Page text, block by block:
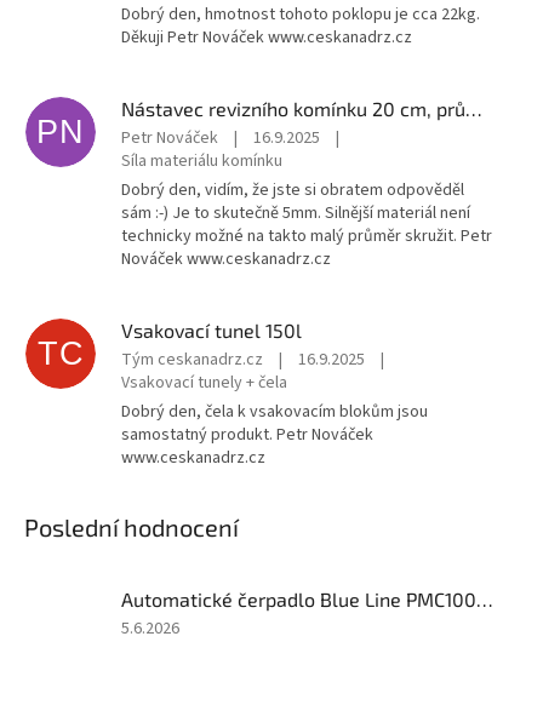
Dobrý den, hmotnost tohoto poklopu je cca 22kg.
Děkuji Petr Nováček www.ceskanadrz.cz
PN
Nástavec revizního komínku 20 cm, průměr 60 cm - pro nádrže, jímky, šachty
Petr Nováček | 16.9.2025
|
Síla materiálu komínku
Dobrý den, vidím, že jste si obratem odpověděl
sám :-) Je to skutečně 5mm. Silnější materiál není
technicky možné na takto malý průměr skružit. Petr
Nováček www.ceskanadrz.cz
TC
Vsakovací tunel 150l
Tým ceskanadrz.cz | 16.9.2025
|
Vsakovací tunely + čela
Dobrý den, čela k vsakovacím blokům jsou
samostatný produkt. Petr Nováček
www.ceskanadrz.cz
Poslední hodnocení
Hodnocení
5.6.2026